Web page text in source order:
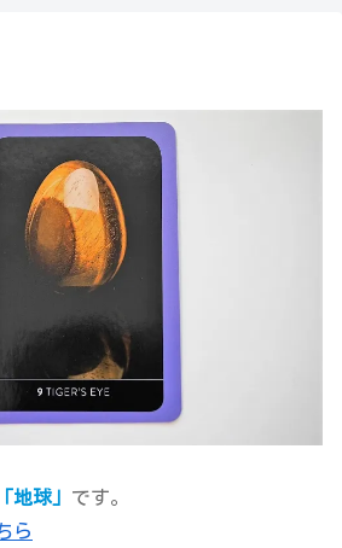
「地球」 です。
ら